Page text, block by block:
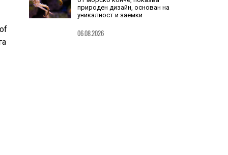
HIEND
Тази нова риба, неразличима
природен дизайн, основан на